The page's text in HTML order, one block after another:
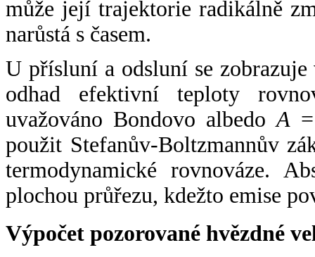
může její trajektorie radikálně
narůstá s časem.
U přísluní a odsluní se
odhad efektivní teploty
uvažováno Bondovo albedoA
použit Stefanův-Boltzmannův
termodynamické rovnováze.
plochou průřezu, kdežto emise
Výpočet pozorované hvězdné